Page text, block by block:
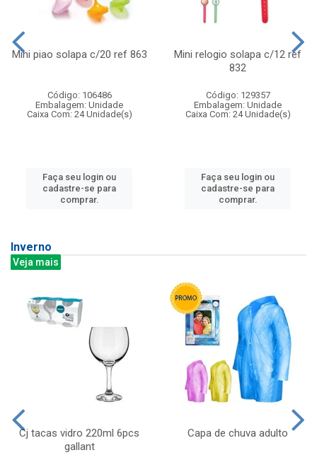
Mini piao solapa c/20 ref 863
Código: 106486
Embalagem: Unidade
Caixa Com: 24 Unidade(s)
Faça seu login ou
cadastre-se para
comprar.
Mini relogio solapa c/12 ref
832
Código: 129357
Embalagem: Unidade
Caixa Com: 24 Unidade(s)
Faça seu login ou
cadastre-se para
comprar.
Inverno
Veja mais
Cj tacas vidro 220ml 6pcs
gallant
Capa de chuva adulto